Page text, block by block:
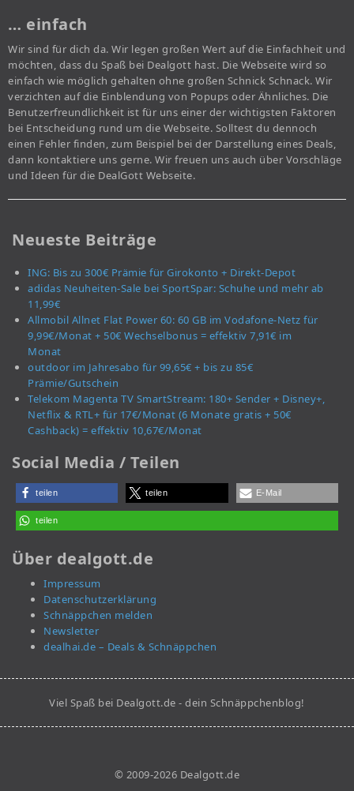
… einfach
Wir sind für dich da. Wir legen großen Wert auf die Einfachheit und
möchten, dass du Spaß bei Dealgott hast. Die Webseite wird so
einfach wie möglich gehalten ohne großen Schnick Schnack. Wir
verzichten auf die Einblendung von Popups oder Ähnliches. Die
Benutzerfreundlichkeit ist für uns einer der wichtigsten Faktoren
bei Entscheidung rund um die Webseite. Solltest du dennoch
einen Fehler finden, zum Beispiel bei der Darstellung eines Deals,
dann kontaktiere uns gerne. Wir freuen uns auch über Vorschläge
und Ideen für die DealGott Webseite.
Neueste Beiträge
ING: Bis zu 300€ Prämie für Girokonto + Direkt-Depot
adidas Neuheiten-Sale bei SportSpar: Schuhe und mehr ab
11,99€
Allmobil Allnet Flat Power 60: 60 GB im Vodafone-Netz für
9,99€/Monat + 50€ Wechselbonus = effektiv 7,91€ im
Monat
outdoor im Jahresabo für 99,65€ + bis zu 85€
Prämie/Gutschein
Telekom Magenta TV SmartStream: 180+ Sender + Disney+,
Netflix & RTL+ für 17€/Monat (6 Monate gratis + 50€
Cashback) = effektiv 10,67€/Monat
Social Media / Teilen
teilen teilen E-Mail
teilen
Über dealgott.de
Impressum
Datenschutzerklärung
Schnäppchen melden
Newsletter
dealhai.de – Deals & Schnäppchen
Viel Spaß bei Dealgott.de - dein Schnäppchenblog!
© 2009-2026 Dealgott.de